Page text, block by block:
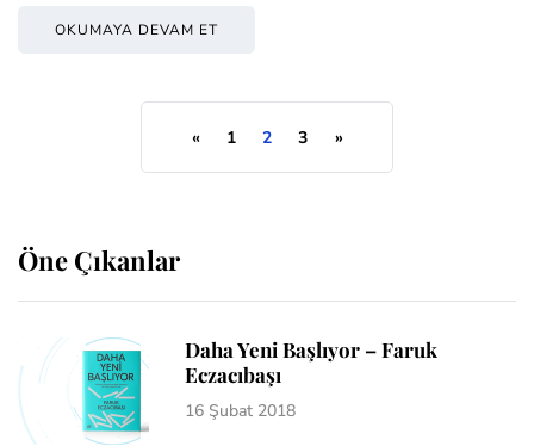
OKUMAYA DEVAM ET
« 1 2 3 »
Öne Çıkanlar
Daha Yeni Başlıyor – Faruk
Eczacıbaşı
16 Şubat 2018